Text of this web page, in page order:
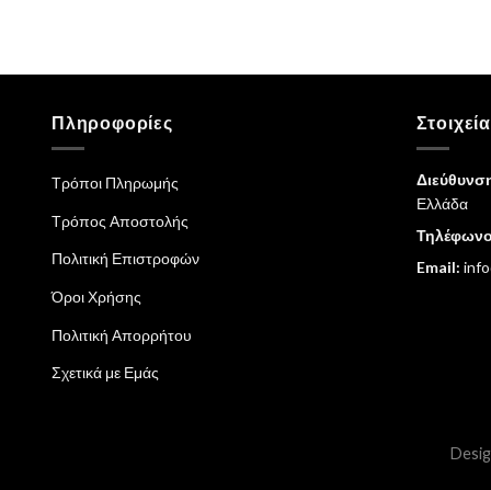
Πληροφορίες
Τρόποι Πληρωμής
Τρόπος Αποστολής
Πολιτική Επιστροφών
Όροι Χρήσης
Πολιτική Απορρήτου
Σχετικά με Εμάς
Ελλάδα
Email: